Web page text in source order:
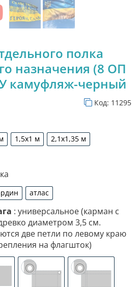
полка
назначения (8 ОП
камуфляж-черный
Код: 11295
м
1,5х1 м
1,5х1 м
2,1х1,35 м
2,1х1,35 м
габардин
атлас
атлас
: универсальное (карман с
диаметром 3,5 см.
две петли по левому краю
на флагшток)